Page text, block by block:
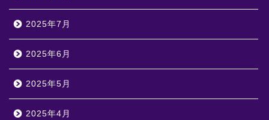
2025年7月
2025年6月
2025年5月
2025年4月